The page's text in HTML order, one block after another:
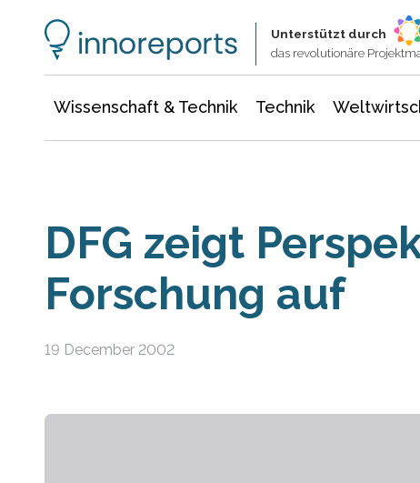
Unterstützt durch
das revolutionäre
Wissenschaft & Technik Technik
DFG zeigt
Forschung auf
19 December 2002